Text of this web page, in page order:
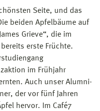
Seite, und das
beiden Apfelbäume auf
Grieve“, die im
erste Früchte.
im Frühjahr
Auch unser Alumni-
der vor fünf Jahren
hervor. Im Café7